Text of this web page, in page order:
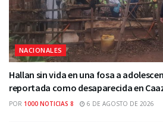
NACIONALES
Hallan sin vida en una fosa a
reportada como desaparecida en
POR 1000 NOTICIAS 8 6 DE AGOSTO DE 2026